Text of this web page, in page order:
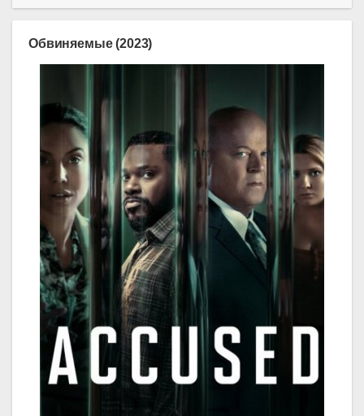
Обвиняемые (2023)